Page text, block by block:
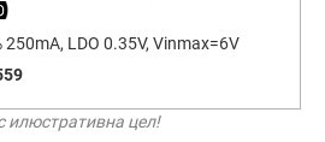
250mA, LDO 0.35V, Vinmax=6V
илюстративна цел!